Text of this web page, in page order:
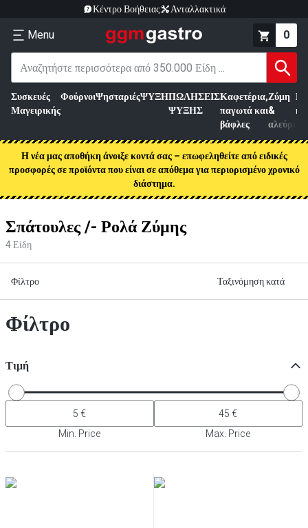
Κέντρο Βοήθειας Ανταλλακτικά
Menu 0
Συσκευές
Μαγειρικής
ΦούρνοιΨησταριέςΨΥΞΗΠΩΛΗΣΕΙΣ
ΨΥΞΗΣ
Καφετέρια,
παγωτά και
βάφλες
Ζύμη
&
αλεύρι
Η νέα μας αποθήκη άνοιξε κοντά σας – επωφεληθείτε από ειδικές
προσφορές σε προϊόντα που είναι σε απόθεμα για περιορισμένο χρονικό
διάστημα.
Σπάτουλες /- Ρολά Ζύμης
4Είδη
Φίλτρο Ταξινόμηση κατά
Φίλτρο
Τιμή
Min. Price Max. Price